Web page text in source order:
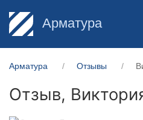
Арматура
Арматура Отзывы
Отзыв,